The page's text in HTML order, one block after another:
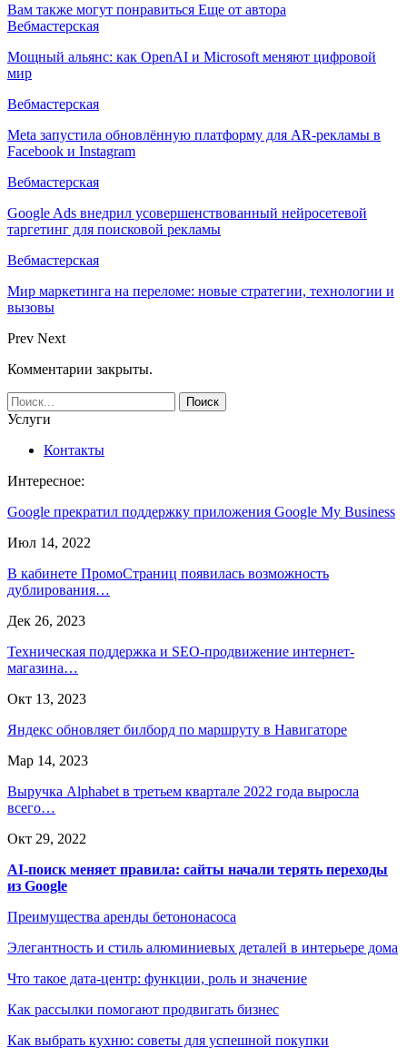
Вам также могут понравиться Еще от автора
Вебмастерская
Мощный альянс: как OpenAI и Microsoft меняют цифровой
мир
Вебмастерская
Meta запустила обновлённую платформу для AR-рекламы в
Facebook и Instagram
Вебмастерская
Google Ads внедрил усовершенствованный нейросетевой
таргетинг для поисковой рекламы
Вебмастерская
Мир маркетинга на переломе: новые стратегии, технологии и
вызовы
Prev Next
Комментарии закрыты.
Услуги
Контакты
Интересное:
Google прекратил поддержку приложения Google My Business
Июл 14, 2022
В кабинете ПромоСтраниц появилась возможность
дублирования…
Дек 26, 2023
Техническая поддержка и SEO-продвижение интернет-
магазина…
Окт 13, 2023
Яндекс обновляет билборд по маршруту в Навигаторе
Мар 14, 2023
Выручка Alphabet в третьем квартале 2022 года выросла
всего…
Окт 29, 2022
AI-поиск меняет правила: сайты начали терять переходы
из Google
Преимущества аренды бетононасоса
Элегантность и стиль алюминиевых деталей в интерьере дома
Что такое дата-центр: функции, роль и значение
Как рассылки помогают продвигать бизнес
Как выбрать кухню: советы для успешной покупки